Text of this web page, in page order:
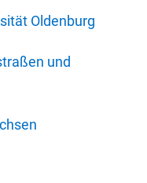
Oldenburg
und